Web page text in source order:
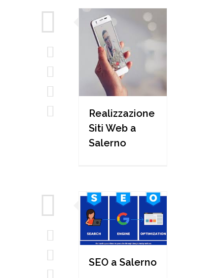
Realizzazione
Siti Web a
Salerno
SEO a Salerno